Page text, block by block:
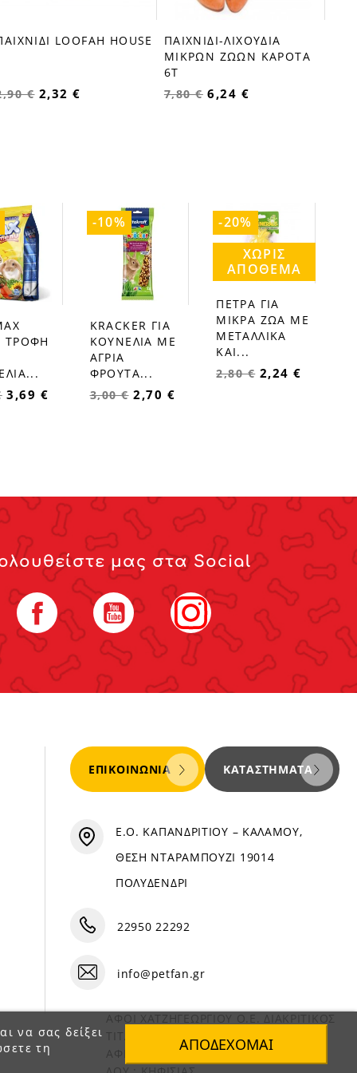
LOOFAH HOUSE
€ 2,32 €
ΠΑΙΧΝΙΔΙ-ΛΙΧΟΥΔΙΑ
ΜΙΚΡΩΝ ΖΩΩΝ ΚΑΡΟΤΑ
6Τ
7,80 € 6,24 €
ΤΡΟΦΗ
3,69 €
favorite_border
KRACKER ΓΙΑ
ΚΟΥΝΕΛΙA ME
ΑΓΡΙΑ
ΦΡΟΥΤΑ...
3,00 € 2,70 €
-10%
favorite_border
ΠΕΤΡΑ ΓΙΑ
ΜΙΚΡΑ ΖΩΑ ΜΕ
ΜΕΤΑΛΛΙΚΑ
ΚΑΙ...
2,80 € 2,24 €
-20%
ΧΩΡΊΣ
ΑΠΌΘΕΜΑ
μας στα Social
Facebook YouTube Instagram
να σας δείξει
τη
ΑΠΟΔΈΧΟΜΑΙ
ΕΠΙΚΟΙΝΩΝΊΑ ΚΑΤΑΣΤΉΜΑΤΑ
Ε.Ο. ΚΑΠΑΝΔΡΙΤΙΟΥ – ΚΑΛΑΜΟΥ,
ΘΕΣΗ ΝΤΑΡΑΜΠΟΥΖΙ 19014
ΠΟΛΥΔΕΝΔΡΙ
22950 22292
info@petfan.gr
ΑΦΟΙ ΧΑΤΖΗΓΕΩΡΓΙΟΥ Ο.Ε. ΔΙΑΚΡΙΤΙΚΟΣ
ΤΙΤΛΟΣ «PET FAN»
ΑΦΜ : 082864093